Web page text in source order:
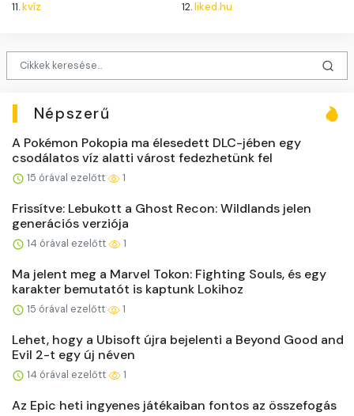
11.kvíz 12.liked.hu
Népszerű
A Pokémon Pokopia ma élesedett DLC-jében egy
csodálatos víz alatti várost fedezhetünk fel
15 órával ezelőtt 1
Frissítve: Lebukott a Ghost Recon: Wildlands jelen
generációs verziója
14 órával ezelőtt 1
Ma jelent meg a Marvel Tokon: Fighting Souls, és egy
karakter bemutatót is kaptunk Lokihoz
15 órával ezelőtt 1
Lehet, hogy a Ubisoft újra bejelenti a Beyond Good and
Evil 2-t egy új néven
14 órával ezelőtt 1
Az Epic heti ingyenes játékaiban fontos az összefogás